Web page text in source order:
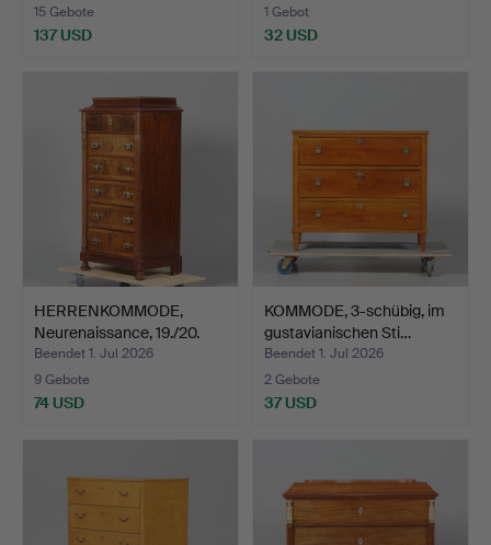
15 Gebote
137 USD
1 Gebot
32 USD
HERRENKOMMODE,
Neurenaissance, 19./20.
Jah…
Beendet 1. Jul 2026
9 Gebote
74 USD
KOMMODE, 3-schübig, im
gustavianischen Sti…
Beendet 1. Jul 2026
2 Gebote
37 USD